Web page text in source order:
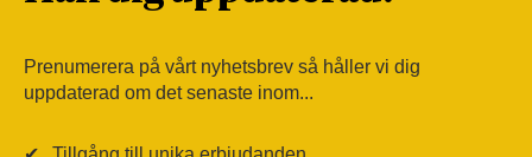
Prenumerera på vårt nyhetsbrev så håller vi dig
uppdaterad om det senaste inom...